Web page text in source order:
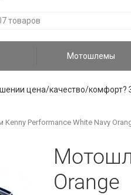
Мотошлемы
цена/качество/комфорт?
Performance White Navy
Orange